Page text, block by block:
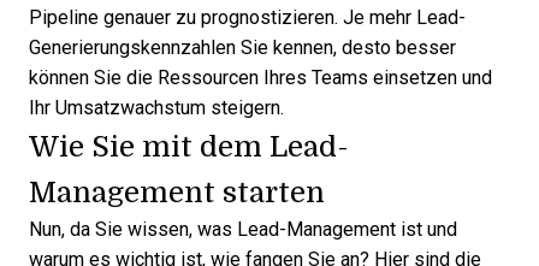
Pipeline genauer zu prognostizieren. Je mehr Lead-
Generierungskennzahlen Sie kennen, desto besser
können Sie die Ressourcen Ihres Teams einsetzen und
Ihr Umsatzwachstum steigern.
Wie Sie mit dem Lead-
Management starten
Nun, da Sie wissen, was Lead-Management ist und
warum es wichtig ist, wie fangen Sie an? Hier sind die